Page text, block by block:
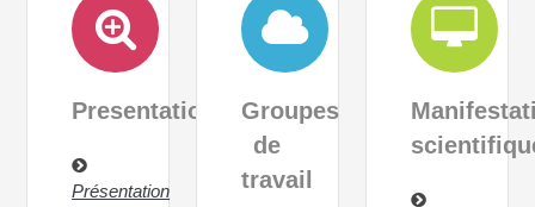
Presentation
Présentation
Groupes
de
travail